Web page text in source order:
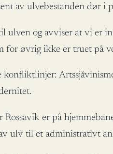
av ulvebestanden dør i
ulven og avviser at vi
for øvrig ikke er truet på
er på
ulv til et administrativt